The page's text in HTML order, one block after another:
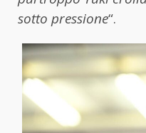
sotto pressione“.